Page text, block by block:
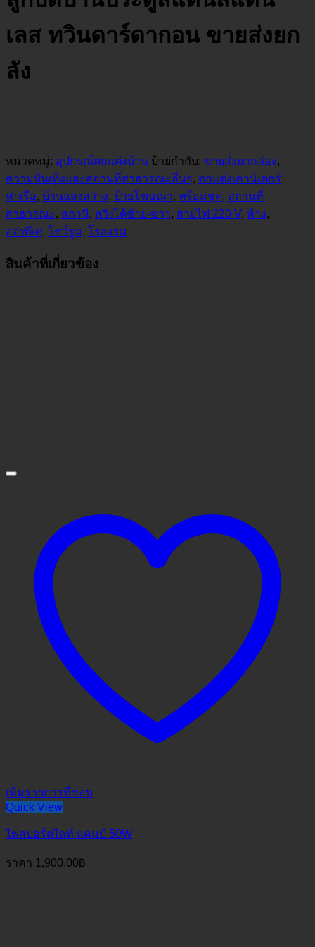
เลส ทวินดาร์ดากอน ขายส่งยก
ลัง
หมวดหมู่: อุปกรณ์ตกแต่งบ้าน ป้ายกำกับ: ขายส่งยกกล่อง,
ความบันเทิงและสถานที่สาธารณะอื่นๆ, ตกแต่งเคาน์เตอร์,
ท่าเรือ, บ้านแสงสว่าง, ป้ายโฆษณา, พร้อมชุด, สถานที่
สาธารณะ, สถานี, สวิงได้ซ้าย-ขวา, สายไฟ 220 V, ห้าง,
ออฟฟิศ, โชว์รูม, โรงแรม
สินค้าที่เกี่ยวข้อง
เพิ่มรายการที่ชอบ
Quick View
ไฟสปอร์ตไลท์ แคมป์ 50W
ราคา 1,900.00฿